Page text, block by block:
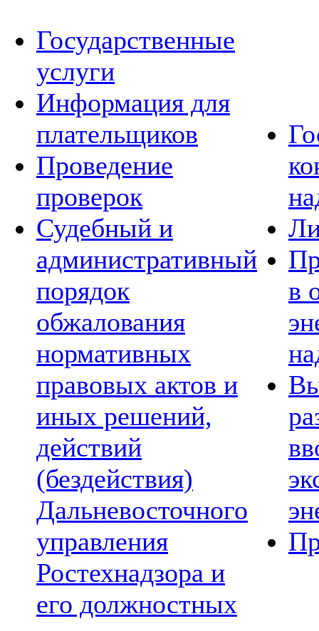
Государственные
услуги
Информация для
плательщиков
Проведение
проверок
Судебный и
административный
порядок
обжалования
нормативных
правовых актов и
иных решений,
действий
(бездействия)
Дальневосточного
управления
Ростехнадзора и
его должностных
в